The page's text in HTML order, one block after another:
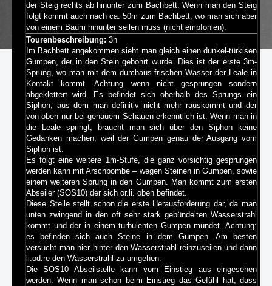
der Steig rechts ab hinunter zum Bachbett. Wenn man den Steig
folgt kommt auch nach ca. 50m zum Bachbett, wo man sich aber
von einem Baum hinunter seilen muss (nicht empfohlen).
Tourenbeschreibung: 3h
Im Bachbett angekommen sieht man gleich einen dunkel-türkisen
Gumpen, der in den Stein gebohrt wurde. Dies ist der erste 3m-
Sprung, wo man mit dem durchaus frischen Wasser der Leale in
Kontakt kommt. Achtung wenn nicht gesprungen sondern
abgeklettert wird. Es befindet sich oberhalb des Sprungs ein
Siphon, aus dem man definitiv nicht mehr rauskommt und der
von oben nur bei genauem Schauen erkenntlich ist. Wenn man in
die Leale springt, braucht man sich über den Siphon keine
Gedanken machen, weil der Gumpen genau der Ausgang vom
Siphon ist.
Es folgt eine weitere 1m-Stufe, die ganz vorsichtig gesprungen
werden kann mit Arschbombe – wegen Steinen in Gumpen, sowie
einem weiteren Sprung in den Gumpen. Man kommt zum ersten
Abseiler (SOS10) der sich or.li. oben befindet.
Diese Stelle stellt schon die erste Herausforderung dar, da man
unten zwingend in den oft sehr stark gebündelten Wasserstrahl
kommt und der in einem turbulenten Gumpen mündet. Achtung:
es befinden sich auch Steine in dem Gumpen. Am besten
versucht man hier hinter den Wasserstrahl reinzuseilen und dann
li.od.re den Wasserstrahl zu umgehen.
Die SOS10 Abseilstelle kann vom Einstieg aus eingesehen
werden. Wenn man schon beim Einstieg das Gefühl hat, dass